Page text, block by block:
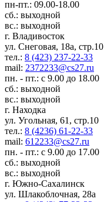
пн-пт.: 09.00-18.00
сб.: выходной
вс.: выходной
г. Владивосток
ул. Снеговая, 18а, стр.10
тел.: 8 (423) 237-22-33
mail: 2372233@cs27.ru
пн. - пт.: с 9.00 до 18.00
сб.: выходной
вс.: выходной
г. Находка
ул. Угольная, 61, стр.10
тел.: 8 (4236) 61-22-33
mail: 612233@cs27.ru
пн. - пт.: с 9.00 до 17.00
сб.: выходной
вс.: выходной
г. Южно-Сахалинск
ул. Шлакоблочная, 28а